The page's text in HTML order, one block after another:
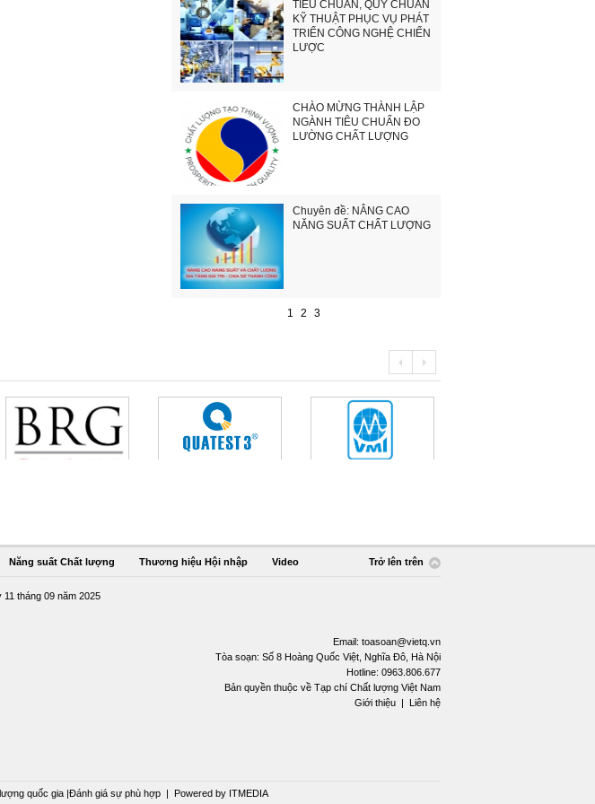
TIÊU CHUẨN, QUY CHUẨN
KỸ THUẬT PHỤC VỤ PHÁT
TRIỂN CÔNG NGHỆ CHIẾN
LƯỢC
CHÀO MỪNG THÀNH LẬP
NGÀNH TIÊU CHUẨN ĐO
LƯỜNG CHẤT LƯỢNG
Chuyên đề: NÂNG CAO
NĂNG SUẤT CHẤT LƯỢNG
1 2 3
Năng suất Chất lượng Thương hiệu Hội nhập Video Trở lên trên
tháng 09 năm 2025
Email: toasoan@vietq.vn
Tòa soạn: Số 8 Hoàng Quốc Việt, Nghĩa Đô, Hà Nội
Hotline: 0963.806.677
Bản quyền thuộc về Tạp chí Chất lượng Việt Nam
Giới thiệu | Liên hệ
quốc gia |Đánh giá sự phù hợp | Powered by ITMEDIA